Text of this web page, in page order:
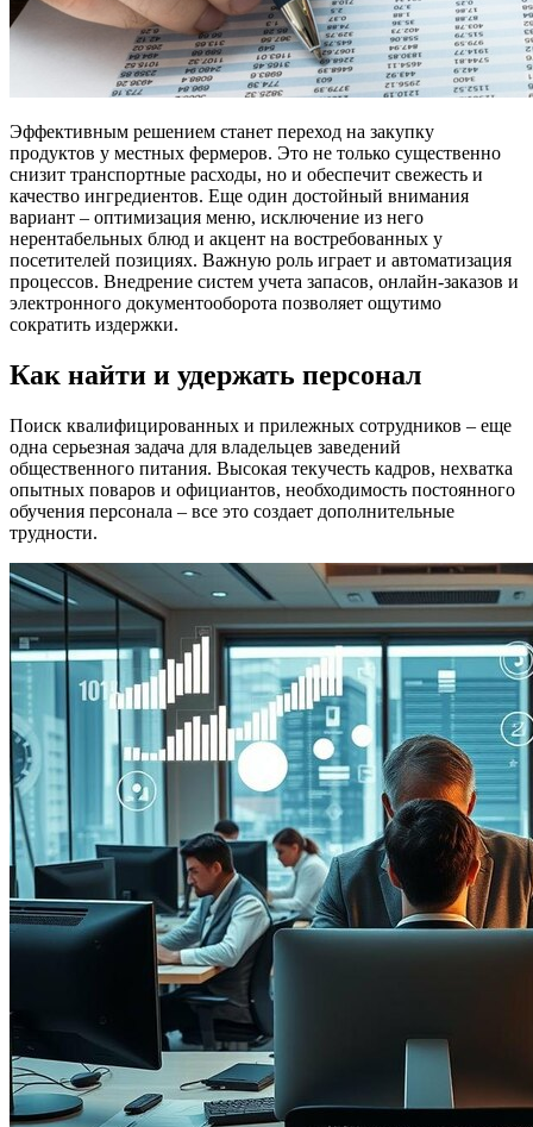
Эффективным решением станет переход на закупку
продуктов у местных фермеров. Это не только существенно
снизит транспортные расходы, но и обеспечит свежесть и
качество ингредиентов. Еще один достойный внимания
вариант – оптимизация меню, исключение из него
нерентабельных блюд и акцент на востребованных у
посетителей позициях. Важную роль играет и автоматизация
процессов. Внедрение систем учета запасов, онлайн-заказов и
электронного документооборота позволяет ощутимо
сократить издержки.
Как найти и удержать персонал
Поиск квалифицированных и прилежных сотрудников – еще
одна серьезная задача для владельцев заведений
общественного питания. Высокая текучесть кадров, нехватка
опытных поваров и официантов, необходимость постоянного
обучения персонала – все это создает дополнительные
трудности.